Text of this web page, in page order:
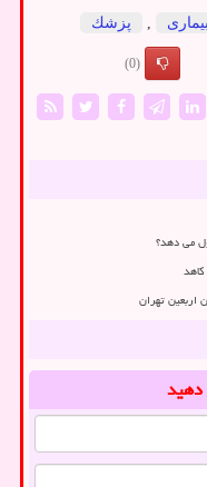
بیماری پزشك
(0)
می دهد؟
اربعین تهران
دهید